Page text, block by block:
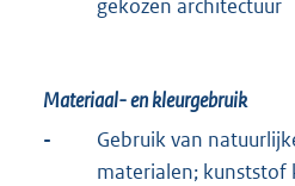
gekozen architectuur
Materiaal- en kleurgebruik
-
Gebruik van
materialen; kunststof